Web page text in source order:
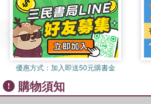
the obscenity law, introduced in
was importing Western models,
speech law, which was put in
administration after World War
assessing the current state of
likely future developments.
優惠方式： 加入即送50元購書金
購物須知